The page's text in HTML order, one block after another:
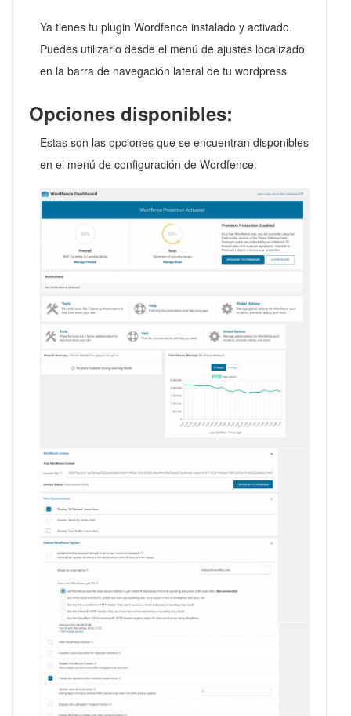
Ya tienes tu plugin Wordfence instalado y activado.
Puedes utilizarlo desde el menú de ajustes localizado
en la barra de navegación lateral de tu wordpress
Opciones disponibles:
Estas son las opciones que se encuentran disponibles
en el menú de configuración de Wordfence: